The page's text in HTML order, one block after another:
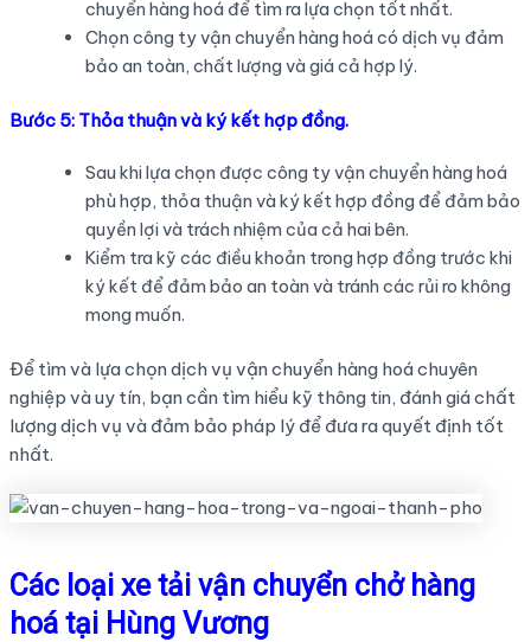
chuyển hàng hoá để tìm ra lựa chọn tốt nhất.
Chọn công ty vận chuyển hàng hoá có dịch vụ đảm
bảo an toàn, chất lượng và giá cả hợp lý.
Bước 5: Thỏa thuận và ký kết hợp đồng.
Sau khi lựa chọn được công ty vận chuyển hàng hoá
phù hợp, thỏa thuận và ký kết hợp đồng để đảm bảo
quyền lợi và trách nhiệm của cả hai bên.
Kiểm tra kỹ các điều khoản trong hợp đồng trước khi
ký kết để đảm bảo an toàn và tránh các rủi ro không
mong muốn.
Để tìm và lựa chọn dịch vụ vận chuyển hàng hoá chuyên
nghiệp và uy tín, bạn cần tìm hiểu kỹ thông tin, đánh giá chất
lượng dịch vụ và đảm bảo pháp lý để đưa ra quyết định tốt
nhất.
Các loại xe tải vận chuyển chở hàng
hoá tại Hùng Vương